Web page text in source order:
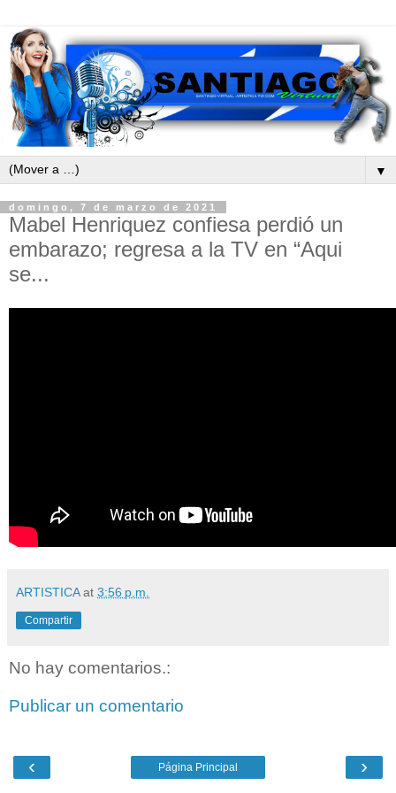
▼
domingo, 7 de marzo de 2021
Mabel Henriquez confiesa perdió un
embarazo; regresa a la TV en “Aqui
se...
ARTISTICA at 3:56 p.m.
Compartir
No hay comentarios.:
Publicar un comentario
‹ ›
Página Principal